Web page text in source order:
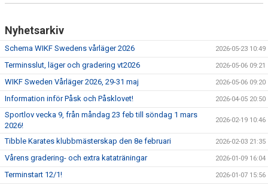
Nyhetsarkiv
Schema WIKF Swedens vårläger 2026 2026-05-23 10:49
Terminsslut, läger och gradering vt2026 2026-05-06 09:21
WIKF Sweden Vårläger 2026, 29-31 maj 2026-05-06 09:20
Information inför Påsk och Påsklovet! 2026-04-05 20:50
Sportlov vecka 9, från måndag 23 feb till söndag 1 mars
2026!
2026-02-19 10:46
Tibble Karates klubbmästerskap den 8e februari 2026-02-03 21:35
Vårens gradering- och extra kataträningar 2026-01-09 16:04
Terminstart 12/1! 2026-01-07 15:56